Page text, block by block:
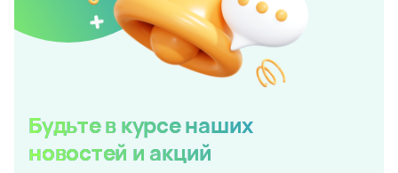
Будьте в курсе наших
новостей и акций